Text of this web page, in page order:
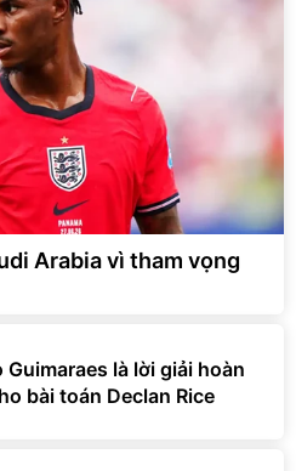
Arabia vì tham vọng
Guimaraes là lời giải hoàn
bài toán Declan Rice